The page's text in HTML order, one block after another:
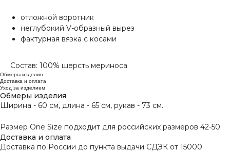
отложной воротник
неглубокий V-образный вырез
фактурная вязка с косами
Состав: 100% шерсть мериноса
Обмеры изделия
Доставка и оплата
Уход за изделием
Обмеры изделия
Ширина - 60 см, длина - 65 см, рукав - 73 см.
Размер One Size подходит для российских размеров 42-50.
Доставка и оплата
Доставка по России до пункта выдачи СДЭК от 15000